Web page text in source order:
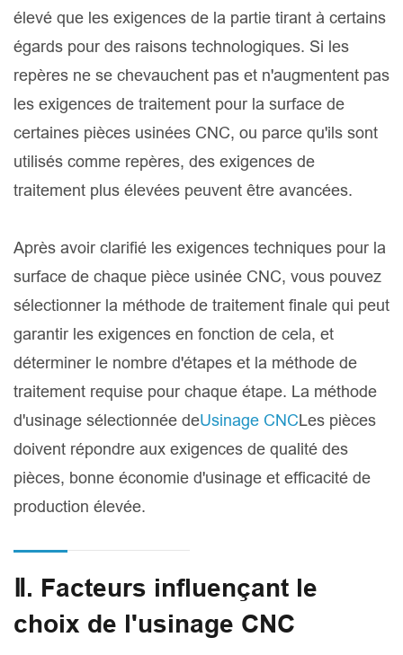
élevé que les exigences de la partie tirant à certains
égards pour des raisons technologiques. Si les
repères ne se chevauchent pas et n'augmentent pas
les exigences de traitement pour la surface de
certaines pièces usinées CNC, ou parce qu'ils sont
utilisés comme repères, des exigences de
traitement plus élevées peuvent être avancées.
Après avoir clarifié les exigences techniques pour la
surface de chaque pièce usinée CNC, vous pouvez
sélectionner la méthode de traitement finale qui peut
garantir les exigences en fonction de cela, et
déterminer le nombre d'étapes et la méthode de
traitement requise pour chaque étape. La méthode
d'usinage sélectionnée deUsinage CNCLes pièces
doivent répondre aux exigences de qualité des
pièces, bonne économie d'usinage et efficacité de
production élevée.
Ⅱ. Facteurs influençant le
choix de l'usinage CNC